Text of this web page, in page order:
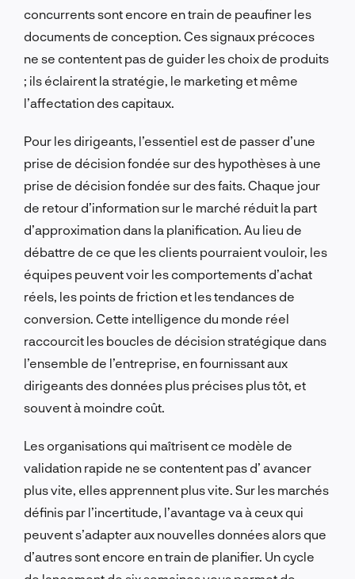
concurrents sont encore en train de peaufiner les
documents de conception. Ces signaux précoces
ne se contentent pas de guider les choix de produits
; ils éclairent la stratégie, le marketing et même
l’affectation des capitaux.
Pour les dirigeants, l’essentiel est de passer d’une
prise de décision fondée sur des hypothèses à une
prise de décision fondée sur des faits. Chaque jour
de retour d’information sur le marché réduit la part
d’approximation dans la planification. Au lieu de
débattre de ce que les clients pourraient vouloir, les
équipes peuvent voir les comportements d’achat
réels, les points de friction et les tendances de
conversion. Cette intelligence du monde réel
raccourcit les boucles de décision stratégique dans
l’ensemble de l’entreprise, en fournissant aux
dirigeants des données plus précises plus tôt, et
souvent à moindre coût.
Les organisations qui maîtrisent ce modèle de
validation rapide ne se contentent pas d’ avancer
plus vite, elles apprennent plus vite. Sur les marchés
définis par l’incertitude, l’avantage va à ceux qui
peuvent s’adapter aux nouvelles données alors que
d’autres sont encore en train de planifier. Un cycle